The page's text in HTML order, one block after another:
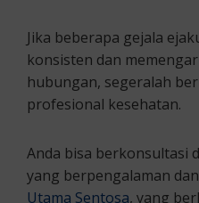
Jika beberapa gejala
konsisten dan
hubungan, segeralah
profesional kesehatan.
Anda bisa berkonsultasi
yang berpengalaman
Utama Sentosa, yang